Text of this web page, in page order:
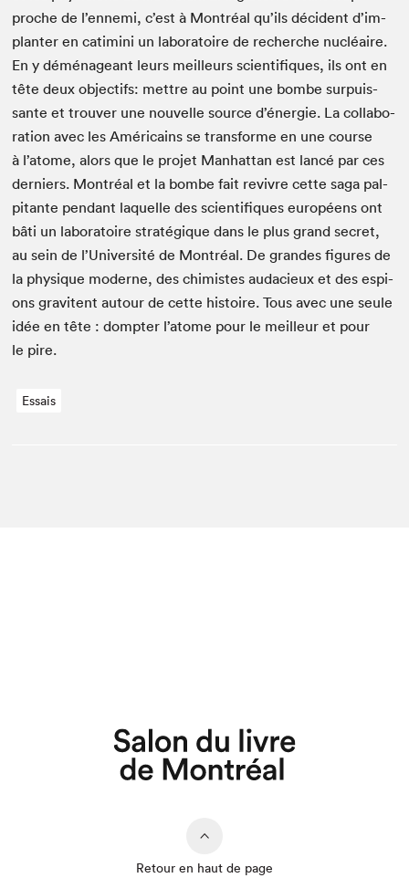
proche de l’en­ne­mi, c’est à Mon­tréal qu’ils déci­dent d’im­
planter en cati­mi­ni un lab­o­ra­toire de recherche nucléaire.
En y démé­nageant leurs meilleurs sci­en­tifiques, ils ont en
tête deux objec­tifs: met­tre au point une bombe sur­puis­
sante et trou­ver une nou­velle source d’én­ergie. La col­lab­o­
ra­tion avec les Améri­cains se trans­forme en une course
à l’atome, alors que le pro­jet Man­hat­tan est lancé par ces
derniers. Mon­tréal et la bombe fait revivre cette saga pal­
pi­tante pen­dant laque­lle des sci­en­tifiques européens ont
bâti un lab­o­ra­toire stratégique dans le plus grand secret,
au sein de l’U­ni­ver­sité de Mon­tréal. De grandes fig­ures de
la physique mod­erne, des chimistes auda­cieux et des espi­
ons gravi­tent autour de cette his­toire. Tous avec une seule
idée en tête : dompter l’atome pour le meilleur et pour
le pire.
Essais
Retour en haut de page